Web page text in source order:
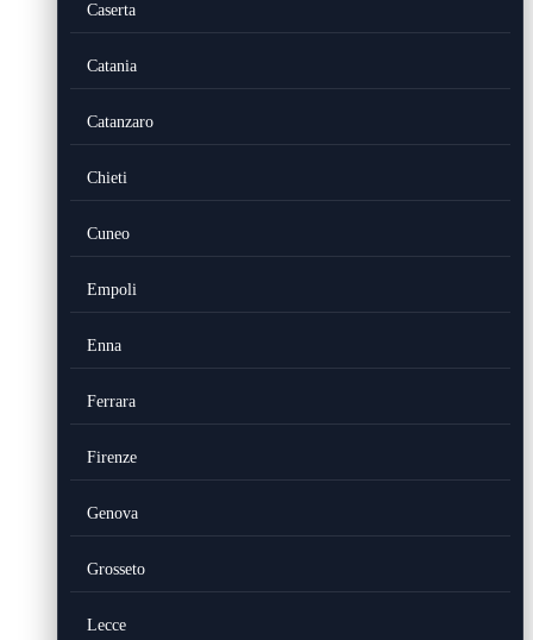
Caserta
Catania
Catanzaro
Chieti
Cuneo
Empoli
Enna
Ferrara
Firenze
Genova
Grosseto
Lecce